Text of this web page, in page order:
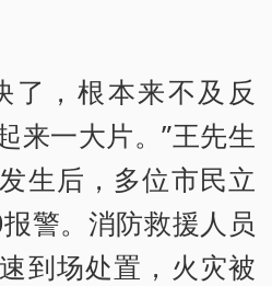
了，根本来不及反
来一大片。”王先生
生后，多位市民立
警。消防救援人员
到场处置，火灾被